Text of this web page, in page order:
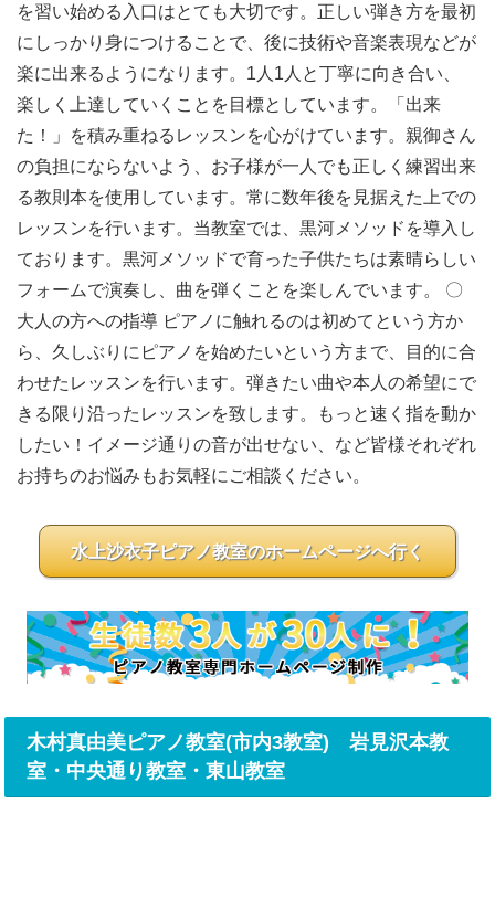
を習い始める入口はとても大切です。正しい弾き方を最初
にしっかり身につけることで、後に技術や音楽表現などが
楽に出来るようになります。1人1人と丁寧に向き合い、
楽しく上達していくことを目標としています。「出来
た！」を積み重ねるレッスンを心がけています。親御さん
の負担にならないよう、お子様が一人でも正しく練習出来
る教則本を使用しています。常に数年後を見据えた上での
レッスンを行います。当教室では、黒河メソッドを導入し
ております。黒河メソッドで育った子供たちは素晴らしい
フォームで演奏し、曲を弾くことを楽しんでいます。 〇
大人の方への指導 ピアノに触れるのは初めてという方か
ら、久しぶりにピアノを始めたいという方まで、目的に合
わせたレッスンを行います。弾きたい曲や本人の希望にで
きる限り沿ったレッスンを致します。もっと速く指を動か
したい！イメージ通りの音が出せない、など皆様それぞれ
お持ちのお悩みもお気軽にご相談ください。
水上沙衣子ピアノ教室のホームページへ行く
木村真由美ピアノ教室(市内3教室) 岩見沢本教
室・中央通り教室・東山教室